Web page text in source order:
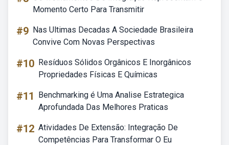
Momento Certo Para Transmitir
#9 Nas Ultimas Decadas A Sociedade Brasileira
Convive Com Novas Perspectivas
#10 Resíduos Sólidos Orgânicos E Inorgânicos
Propriedades Físicas E Químicas
#11
Benchmarking é Uma Analise Estrategica
Aprofundada Das Melhores Praticas
#12 Atividades De Extensão: Integração De
Competências Para Transformar O Eu